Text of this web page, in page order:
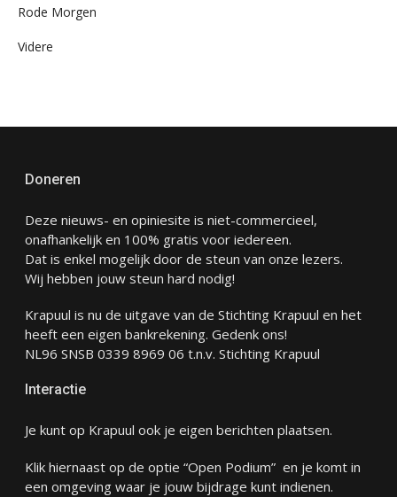
Rode Morgen
Videre
Doneren
Deze nieuws- en opiniesite is niet-commercieel,
onafhankelijk en 100% gratis voor iedereen.
Dat is enkel mogelijk door de steun van onze lezers.
Wij hebben jouw steun hard nodig!
Krapuul is nu de uitgave van de Stichting Krapuul en het
heeft een eigen bankrekening. Gedenk ons!
NL96 SNSB 0339 8969 06 t.n.v. Stichting Krapuul
Interactie
Je kunt op Krapuul ook je eigen berichten plaatsen.
Klik hiernaast op de optie “Open Podium” en je komt in
een omgeving waar je jouw bijdrage kunt indienen.